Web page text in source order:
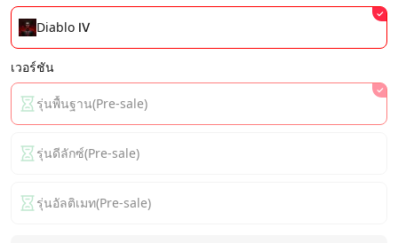
Diablo Ⅳ
เวอร์ชัน
รุ่นพื้นฐาน(Pre-sale)
รุ่นดีลักซ์(Pre-sale)
รุ่นอัลติเมท(Pre-sale)